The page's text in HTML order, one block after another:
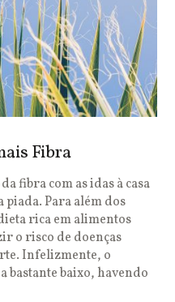
Fibra
fibra com as idas à casa
piada. Para além dos
rica em alimentos
o risco de doenças
Infelizmente, o
bastante baixo, havendo